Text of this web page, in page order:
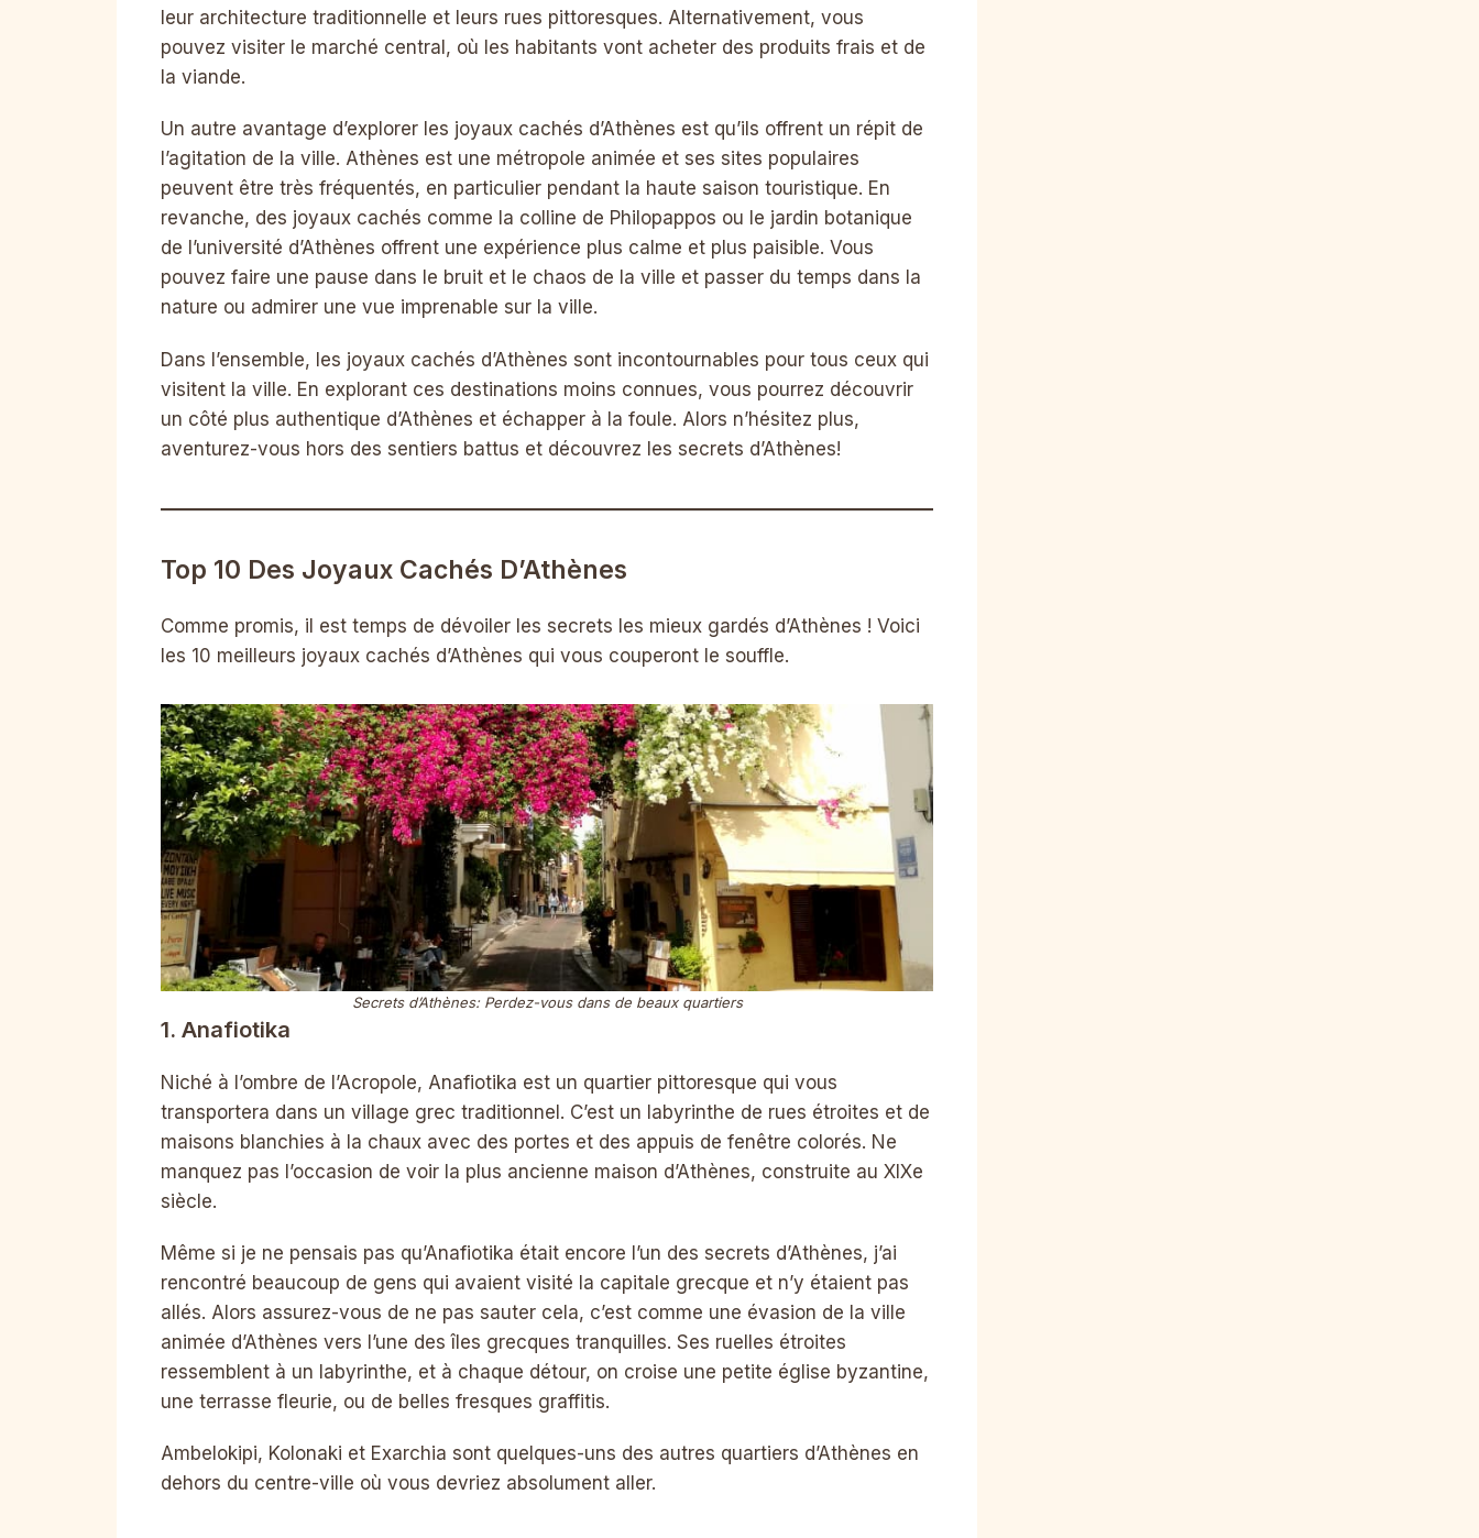
leur architecture traditionnelle et leurs rues pittoresques. Alternativement, vous
pouvez visiter le marché central, où les habitants vont acheter des produits frais et de
la viande.
Un autre avantage d’explorer les joyaux cachés d’Athènes est qu’ils offrent un répit de
l’agitation de la ville. Athènes est une métropole animée et ses sites populaires
peuvent être très fréquentés, en particulier pendant la haute saison touristique. En
revanche, des joyaux cachés comme la colline de Philopappos ou le jardin botanique
de l’université d’Athènes offrent une expérience plus calme et plus paisible. Vous
pouvez faire une pause dans le bruit et le chaos de la ville et passer du temps dans la
nature ou admirer une vue imprenable sur la ville.
Dans l’ensemble, les joyaux cachés d’Athènes sont incontournables pour tous ceux qui
visitent la ville. En explorant ces destinations moins connues, vous pourrez découvrir
un côté plus authentique d’Athènes et échapper à la foule. Alors n’hésitez plus,
aventurez-vous hors des sentiers battus et découvrez les secrets d’Athènes!
Top 10 Des Joyaux Cachés D’Athènes
Comme promis, il est temps de dévoiler les secrets les mieux gardés d’Athènes ! Voici
les 10 meilleurs joyaux cachés d’Athènes qui vous couperont le souffle.
Secrets d’Athènes: Perdez-vous dans de beaux quartiers
1. Anafiotika
Niché à l’ombre de l’Acropole, Anafiotika est un quartier pittoresque qui vous
transportera dans un village grec traditionnel. C’est un labyrinthe de rues étroites et de
maisons blanchies à la chaux avec des portes et des appuis de fenêtre colorés. Ne
manquez pas l’occasion de voir la plus ancienne maison d’Athènes, construite au XIXe
siècle.
Même si je ne pensais pas qu’Anafiotika était encore l’un des secrets d’Athènes, j’ai
rencontré beaucoup de gens qui avaient visité la capitale grecque et n’y étaient pas
allés. Alors assurez-vous de ne pas sauter cela, c’est comme une évasion de la ville
animée d’Athènes vers l’une des îles grecques tranquilles. Ses ruelles étroites
ressemblent à un labyrinthe, et à chaque détour, on croise une petite église byzantine,
une terrasse fleurie, ou de belles fresques graffitis.
Ambelokipi, Kolonaki et Exarchia sont quelques-uns des autres quartiers d’Athènes en
dehors du centre-ville où vous devriez absolument aller.